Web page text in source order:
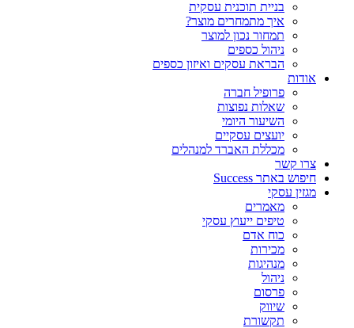
בניית תוכנית עסקית
איך מתמחרים מוצר?
תמחור נכון למוצר
ניהול כספים
הבראת עסקים ואיזון כספים
אודות
פרופיל חברה
שאלות נפוצות
השיעור היומי
יועצים עסקיים
מכללת האברד למנהלים
צרו קשר
חיפוש באתר Success
מגזין עסקי
מאמרים
טיפים ייעוץ עסקי
כוח אדם
מכירות
מנהיגות
ניהול
פרסום
שיווק
תקשורת